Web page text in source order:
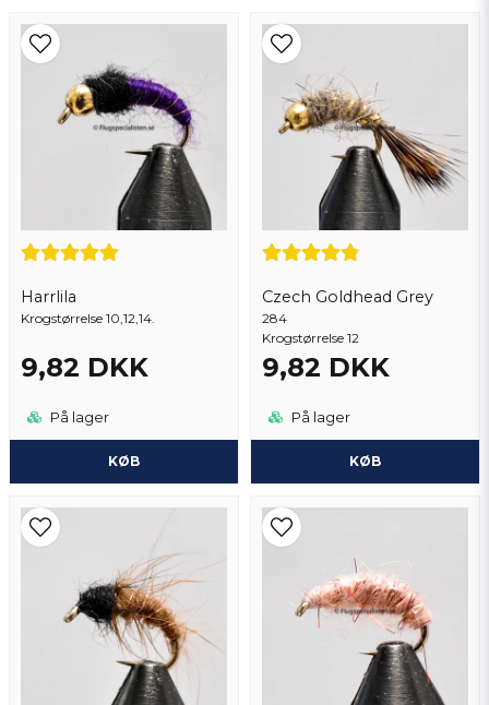
Harrlila
Krogstørrelse 10,12,14.
9,82 DKK
På lager
KØB
Czech Goldhead Grey
284
Krogstørrelse 12
9,82 DKK
På lager
KØB
email
Email adresse
Ja, du kan offentliggøre mit spørgsmål
Send spørgsmål